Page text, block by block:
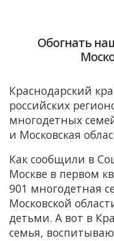
Обогнать
Краснодарский
российских
многодетных
и Московская
Как сообщили в
Москве в первом
901 многодетная
Московской
детьми. А вот в
семья,